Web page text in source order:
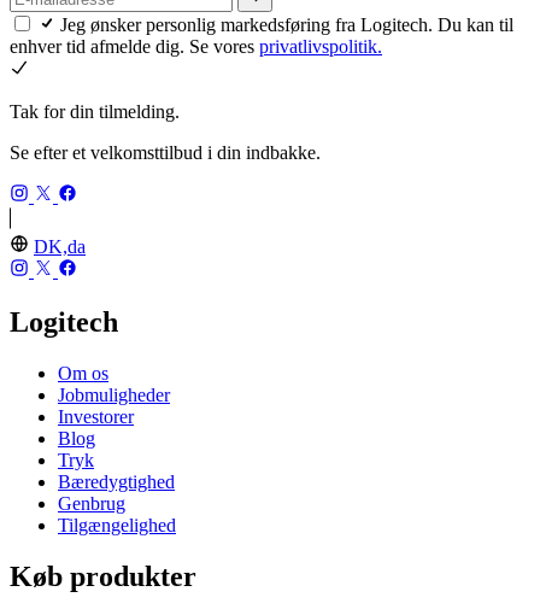
Jeg ønsker personlig markedsføring fra Logitech. Du kan til
enhver tid afmelde dig. Se vores privatlivspolitik.
Tak for din tilmelding.
Se efter et velkomsttilbud i din indbakke.
DK,da
Logitech
Om os
Jobmuligheder
Investorer
Blog
Tryk
Bæredygtighed
Genbrug
Tilgængelighed
Køb produkter